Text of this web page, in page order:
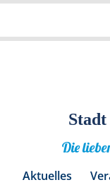
Die
Aktuelles